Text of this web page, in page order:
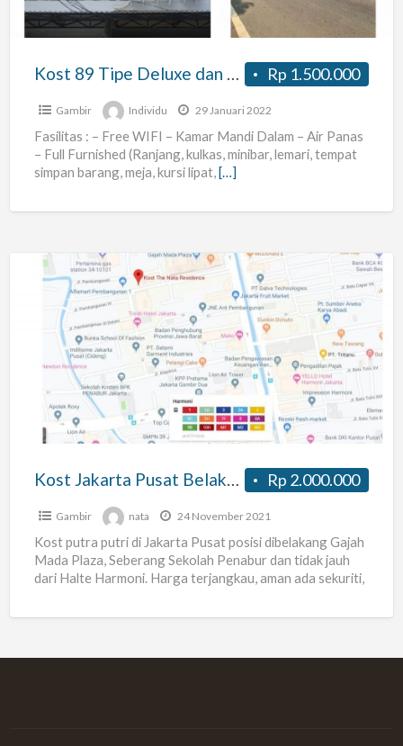
Standart
Petojo
Gambir
Jakarta
Pusat
Rp 1.500.000
Kost 89 Tipe Deluxe dan Standart Petojo Utara Gambir Jakarta Pusat
Gambir Individu 29 Januari 2022
Fasilitas : – Free WIFI – Kamar Mandi Dalam – Air Panas
– Full Furnished (Ranjang, kulkas, minibar, lemari, tempat
simpan barang, meja, kursi lipat, […]
Jakarta
Belakang
Gajah
Plaza
Halte
Harmoni
Rp 2.000.000
Kost Jakarta Pusat Belakang Gajah Mada Plaza dekat Halte Harmoni
Gambir nata 24 November 2021
Kost putra putri di Jakarta Pusat posisi dibelakang Gajah
Mada Plaza, Seberang Sekolah Penabur dan tidak jauh
dari Halte Harmoni. Harga terjangkau, aman ada sekuriti,